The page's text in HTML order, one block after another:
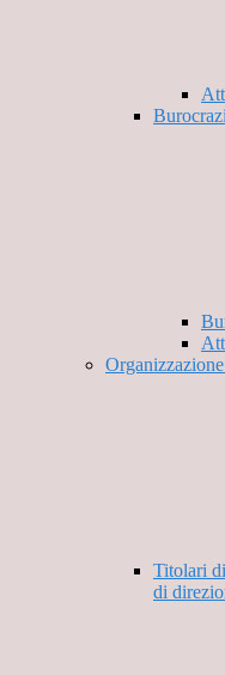
Organizzazione
Titolari
di